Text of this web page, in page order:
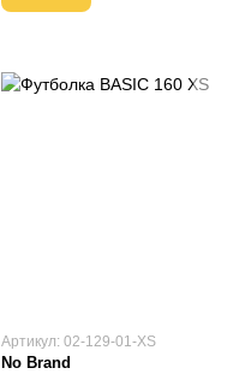
Артикул: 02-129-01-XS
No Brand